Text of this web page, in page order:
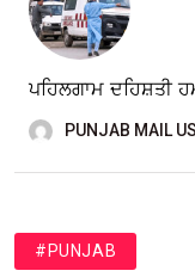
ਪਹਿਲਗਾਮ
PUNJAB MAIL
#PUNJAB